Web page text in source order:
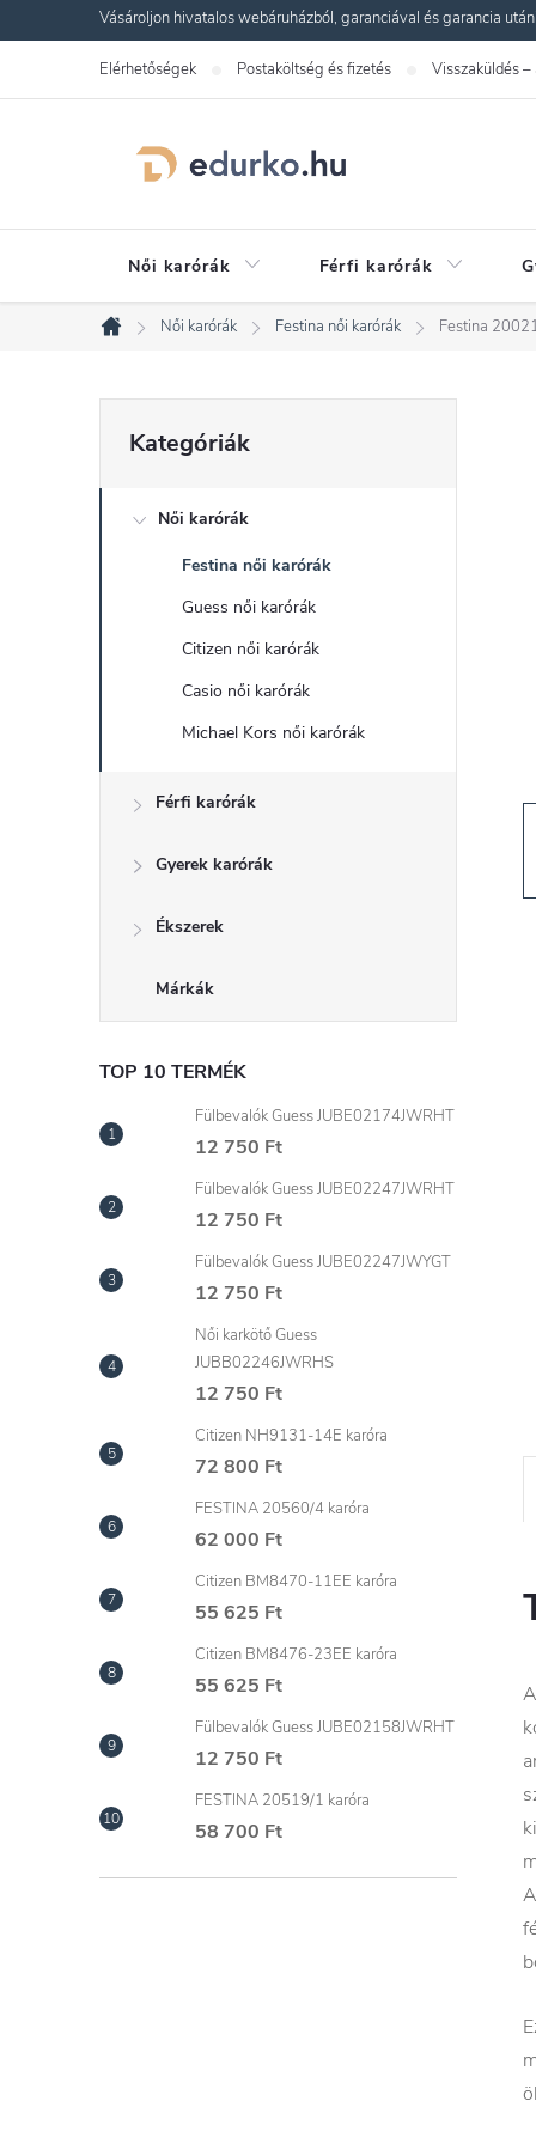
a
Vásároljon hivatalos webáruházból, garanciával és garancia
Elérhetőségek Postaköltség és fizetés Visszaküldés –
Női karórák Férfi karórák
Kezdőlap
Női karórák Festina női karórák Festina
O
l
ó
e
l
átugrása
Kategóriák
Női karórák
Festina női karórák
Guess női karórák
Citizen női karórák
Casio női karórák
Michael Kors női karórák
Férfi karórák
Gyerek karórák
Ékszerek
Márkák
TOP 10 TERMÉK
Fülbevalók Guess JUBE02174JWRHT
12 750 Ft
Fülbevalók Guess JUBE02247JWRHT
12 750 Ft
Fülbevalók Guess JUBE02247JWYGT
12 750 Ft
Női karkötő Guess
JUBB02246JWRHS
12 750 Ft
Citizen NH9131-14E karóra
72 800 Ft
FESTINA 20560/4 karóra
62 000 Ft
Citizen BM8470-11EE karóra
55 625 Ft
Citizen BM8476-23EE karóra
55 625 Ft
Fülbevalók Guess JUBE02158JWRHT
12 750 Ft
FESTINA 20519/1 karóra
58 700 Ft